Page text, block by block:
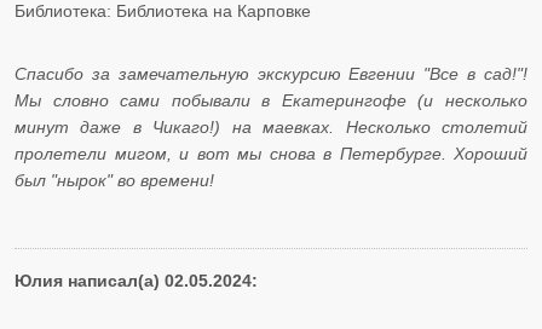
Библиотека: Библиотека на Карповке
Спасибо за замечательную экскурсию Евгении "Все в сад!"!
Мы словно сами побывали в Екатерингофе (и несколько
минут даже в Чикаго!) на маевках. Несколько столетий
пролетели мигом, и вот мы снова в Петербурге. Хороший
был "нырок" во времени!
Юлия написал(а) 02.05.2024: